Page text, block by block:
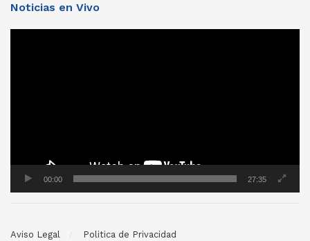
Noticias en Vivo
00:00 27:35
Aviso Legal Politica de Privacidad